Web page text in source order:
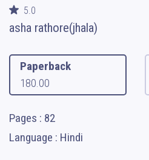
5.0
asha rathore(jhala)
Paperback
180.00
Pages : 82
Language : Hindi